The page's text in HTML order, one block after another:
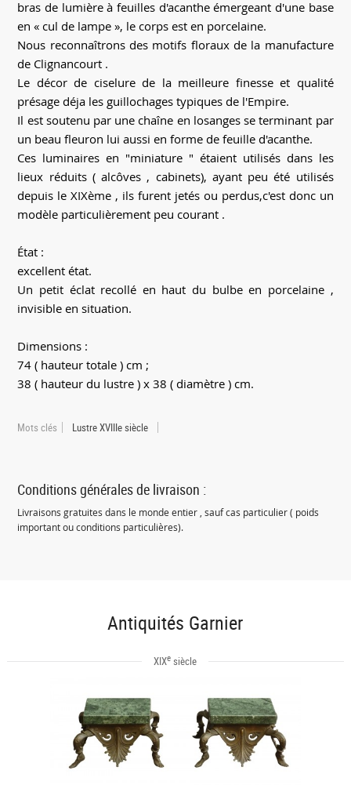
bras de lumière à feuilles d'acanthe émergeant d'une base
en « cul de lampe », le corps est en porcelaine.
Nous reconnaîtrons des motifs floraux de la manufacture
de Clignancourt .
Le décor de ciselure de la meilleure finesse et qualité
présage déja les guillochages typiques de l'Empire.
Il est soutenu par une chaîne en losanges se terminant par
un beau fleuron lui aussi en forme de feuille d'acanthe.
Ces luminaires en "miniature " étaient utilisés dans les
lieux réduits ( alcôves , cabinets), ayant peu été utilisés
depuis le XIXème , ils furent jetés ou perdus,c'est donc un
modèle particulièrement peu courant .
État :
excellent état.
Un petit éclat recollé en haut du bulbe en porcelaine ,
invisible en situation.
Dimensions :
74 ( hauteur totale ) cm ;
38 ( hauteur du lustre ) x 38 ( diamètre ) cm.
Mots clés Lustre XVIIIe siècle
Conditions générales de livraison :
Livraisons gratuites dans le monde entier , sauf cas particulier ( poids
important ou conditions particulières).
Antiquités Garnier
XIXe siècle